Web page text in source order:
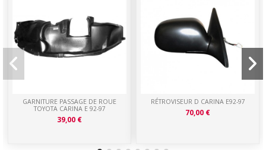
GARNITURE PASSAGE DE ROUE
TOYOTA CARINA E 92-97
39,00 €
RÉTROVISEUR D CARINA E92-97
70,00 €